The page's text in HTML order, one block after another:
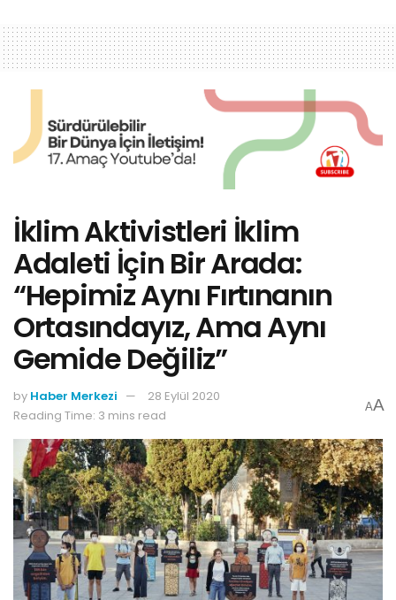
İklim Aktivistleri İklim
Adaleti İçin Bir Arada:
“Hepimiz Aynı Fırtınanın
Ortasındayız, Ama Aynı
Gemide Değiliz”
by Haber Merkezi
28 Eylül 2020
Reading Time: 3 mins read
AA